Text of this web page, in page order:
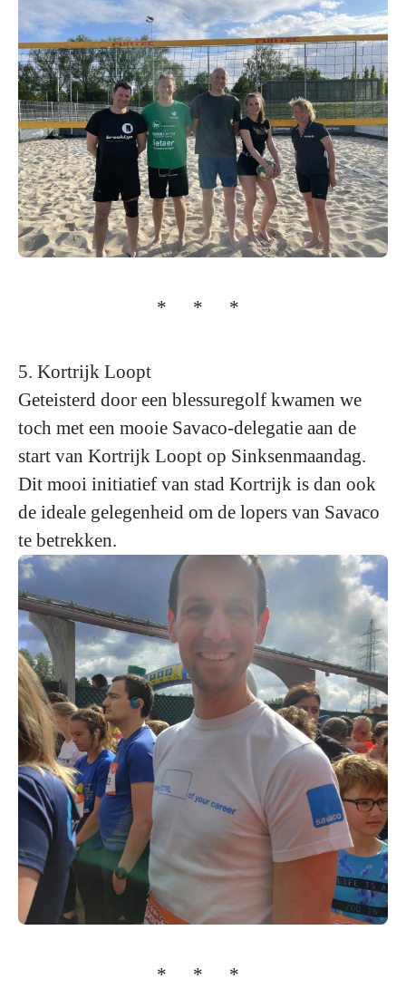
* * *
5. Kortrijk Loopt
Geteisterd door een blessuregolf kwamen we
toch met een mooie Savaco-delegatie aan de
start van Kortrijk Loopt op Sinksenmaandag.
Dit mooi initiatief van stad Kortrijk is dan ook
de ideale gelegenheid om de lopers van Savaco
te betrekken.
* * *